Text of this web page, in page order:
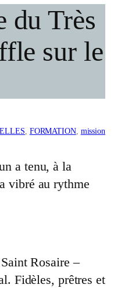
du Très
sur le
, FORMATION, mission
a tenu, à la
vibré au rythme
Rosaire –
Fidèles, prêtres et